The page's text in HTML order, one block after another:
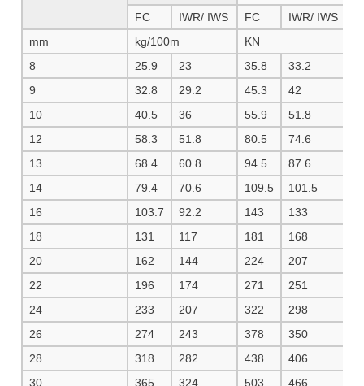
FC
IWR/ IWS FC IWR/ IWS
mm
kg/100m
KN
8
25.9 23 35.8 33.2
9
32.8 29.2 45.3 42
10
40.5 36 55.9 51.8
12
58.3 51.8 80.5 74.6
13
68.4 60.8 94.5 87.6
14
79.4 70.6 109.5 101.5
16
103.7 92.2 143 133
18
131 117 181 168
20
162 144 224 207
22
196 174 271 251
24
233 207 322 298
26
274 243 378 350
28
318 282 438 406
30
365 324 503 466